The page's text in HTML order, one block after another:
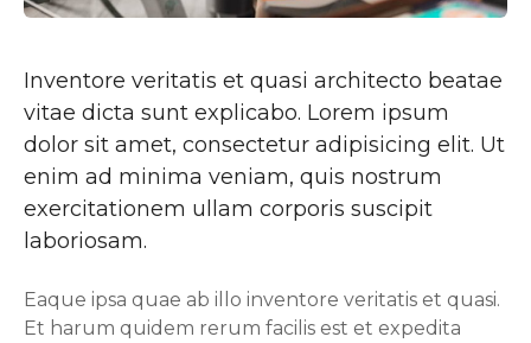
Inventore veritatis et quasi architecto beatae
vitae dicta sunt explicabo. Lorem ipsum
dolor sit amet, consectetur adipisicing elit. Ut
enim ad minima veniam, quis nostrum
exercitationem ullam corporis suscipit
laboriosam.
Eaque ipsa quae ab illo inventore veritatis et quasi.
Et harum quidem rerum facilis est et expedita